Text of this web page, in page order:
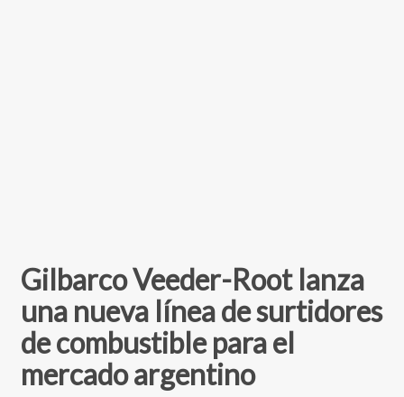
Gilbarco Veeder-Root lanza
una nueva línea de surtidores
de combustible para el
mercado argentino